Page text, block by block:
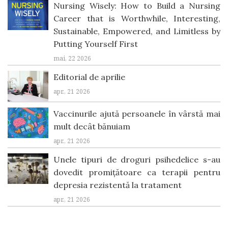
Nursing Wisely: How to Build a Nursing
Career that is Worthwhile, Interesting,
Sustainable, Empowered, and Limitless by
Putting Yourself First
mai, 22 2026
Editorial de aprilie
apr., 21 2026
Vaccinurile ajută persoanele în vârstă mai
mult decât bănuiam
apr., 21 2026
Unele tipuri de droguri psihedelice s-au
dovedit promițătoare ca terapii pentru
depresia rezistentă la tratament
apr., 21 2026